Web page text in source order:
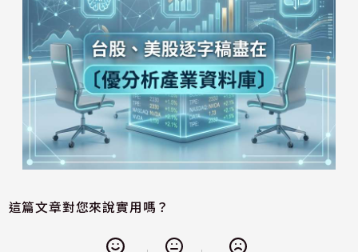
這篇文章對您來說實用嗎？